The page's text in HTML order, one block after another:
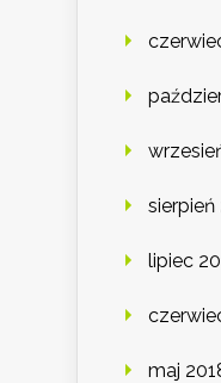
sierpień
lipiec
maj